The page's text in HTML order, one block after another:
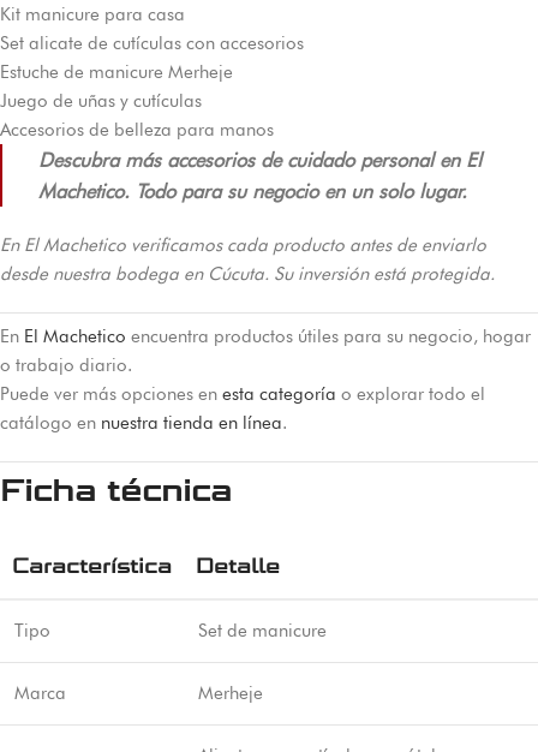
Kit manicure para casa
Set alicate de cutículas con accesorios
Estuche de manicure Merheje
Juego de uñas y cutículas
Accesorios de belleza para manos
Descubra más accesorios de cuidado personal en El
Machetico. Todo para su negocio en un solo lugar.
En El Machetico verificamos cada producto antes de enviarlo
desde nuestra bodega en Cúcuta. Su inversión está protegida.
En El Machetico encuentra productos útiles para su negocio, hogar
o trabajo diario.
Puede ver más opciones en esta categoría o explorar todo el
catálogo en nuestra tienda en línea.
Ficha técnica
Característica Detalle
Tipo Set de manicure
Marca Merheje